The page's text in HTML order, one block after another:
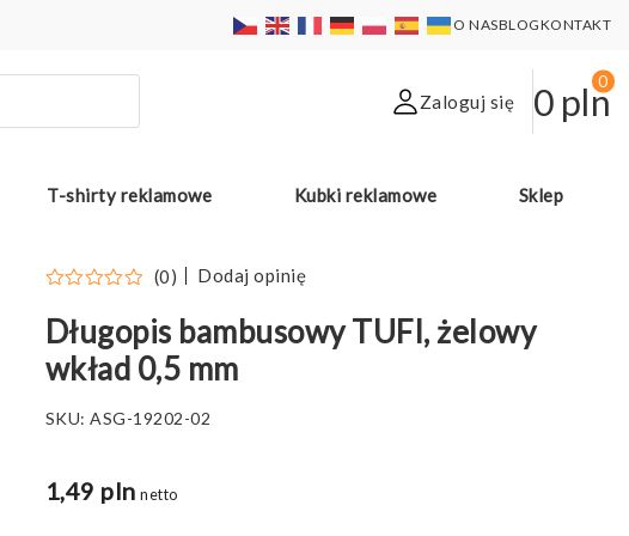
O NASBLOGKONTAKT
Zaloguj się 0 pln
0
T-shirty reklamowe Kubki reklamowe Sklep
(0) Dodaj opinię
Długopis bambusowy TUFI, żelowy
wkład 0,5 mm
SKU:ASG-19202-02
1,49 pln netto